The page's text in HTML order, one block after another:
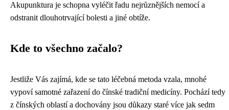
Akupunktura je schopna vyléčit řadu nejrůznějších nemocí a
odstranit dlouhotrvající bolesti a jiné obtíže.
Kde to všechno začalo?
Jestliže Vás zajímá, kde se tato léčebná metoda vzala, mnohé
vypoví samotné zařazení do čínské tradiční medicíny. Pochází tedy
z čínských oblastí a dochovány jsou důkazy staré více jak sedm